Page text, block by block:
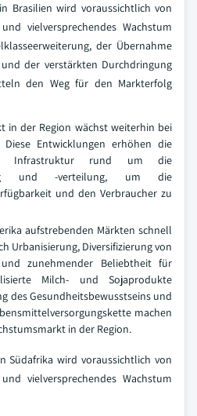
Brasilien wird voraussichtlich von
vielversprechendes Wachstum
der Übernahme
der verstärkten Durchdringung
den Weg für den Markterfolg
in der Region wächst weiterhin bei
Diese Entwicklungen erhöhen die
Infrastruktur rund um die
und -verteilung, um die
und den Verbraucher zu
aufstrebenden Märkten schnell
Urbanisierung, Diversifizierung von
und zunehmender Beliebtheit für
Milch- und Sojaprodukte
des Gesundheitsbewusstseins und
machen
in der Region.
Südafrika wird voraussichtlich von
vielversprechendes Wachstum